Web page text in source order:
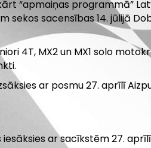
“apmaiņas programmā”
sekos sacensības 14. jūlijā
4T, MX2 un MX1 solo
ar posmu 27. aprīlī
ar sacīkstēm 27.